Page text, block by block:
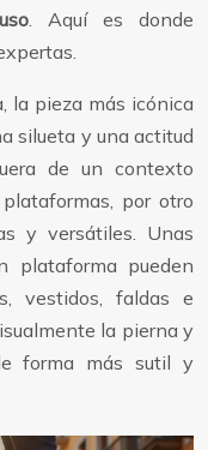
. Aquí es donde
la pieza más icónica
silueta y una actitud
de un contexto
por otro
y versátiles. Unas
plataforma pueden
vestidos, faldas e
la pierna y
forma más sutil y